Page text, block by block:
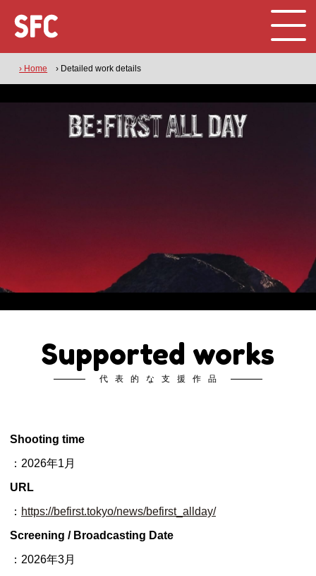
› Home › Detailed work details
Supported works
代表的な支援作品
Shooting time
：2026年1月
URL
： https://befirst.tokyo/news/befirst_allday/
Screening / Broadcasting Date
：2026年3月